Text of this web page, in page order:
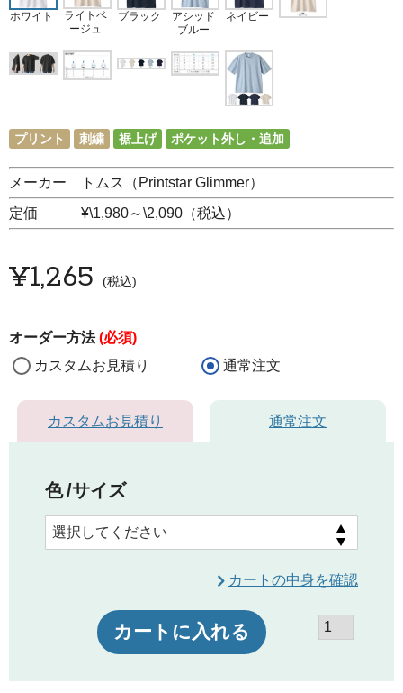
ホワイト
ライトベ
ージュ
ブラック
アシッド
ブルー
ネイビー
プリント 刺繍 裾上げ ポケット外し・追加
メーカー トムス（Printstar Glimmer）
定価 ¥\1,980～\2,090（税込）
¥1,265 税込
オーダー方法(必須)
カスタムお見積り
通常注文
カスタムお見積り 通常注文
色 サイズ
カートの中身を確認
カートに入れる